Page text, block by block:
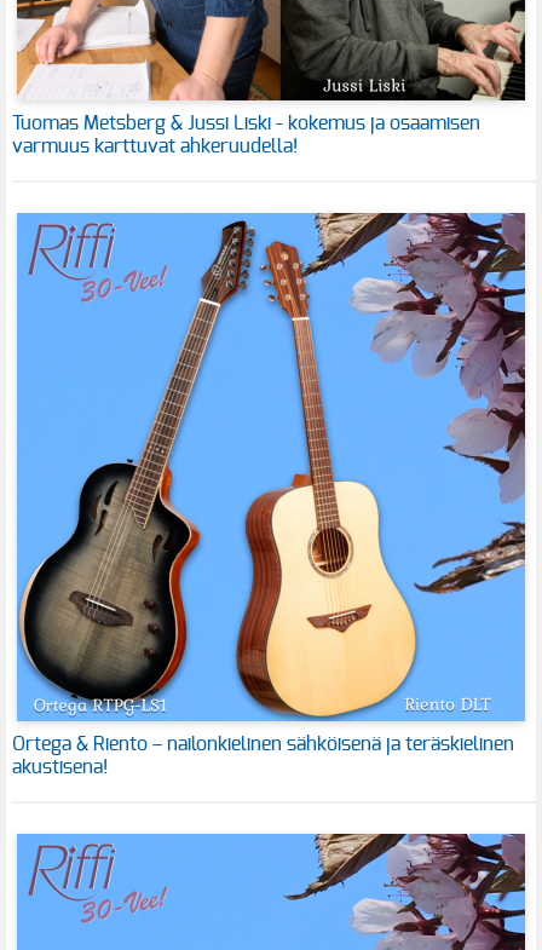
Tuomas Metsberg & Jussi Liski - kokemus ja osaamisen
varmuus karttuvat ahkeruudella!
Ortega & Riento – nailonkielinen sähköisenä ja teräskielinen
akustisena!